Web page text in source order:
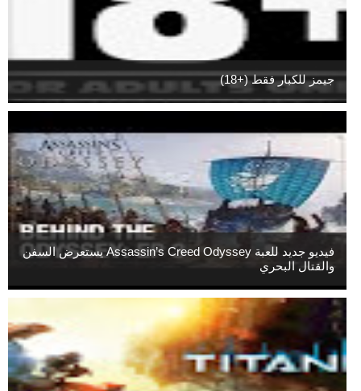
جيمز للكبار فقط (+18)
فيديو جديد للعبة Assassin’s Creed Odyssey يستعرض السفن
والقتال البحري